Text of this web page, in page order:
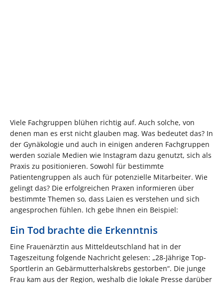
Viele Fachgruppen blühen richtig auf. Auch solche, von
denen man es erst nicht glauben mag. Was bedeutet das? In
der Gynäkologie und auch in einigen anderen Fachgruppen
werden soziale Medien wie Instagram dazu genutzt, sich als
Praxis zu positionieren. Sowohl für bestimmte
Patientengruppen als auch für potenzielle Mitarbeiter. Wie
gelingt das? Die erfolgreichen Praxen informieren über
bestimmte Themen so, dass Laien es verstehen und sich
angesprochen fühlen. Ich gebe Ihnen ein Beispiel:
Ein Tod brachte die Erkenntnis
Eine Frauenärztin aus Mitteldeutschland hat in der
Tageszeitung folgende Nachricht gelesen: „28-Jährige Top-
Sportlerin an Gebärmutterhalskrebs gestorben“. Die junge
Frau kam aus der Region, weshalb die lokale Presse darüber